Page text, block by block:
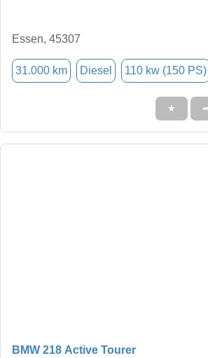
Essen, 45307
31.000 km Diesel 110 kw (150 PS)
★
BMW 218 Active Tourer